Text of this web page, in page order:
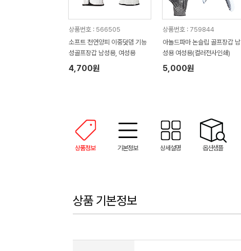
상품번호 : 566505
소프트 천연양피 이중덧뎀 기능
성골프장갑 남성용, 여성용
4,700원
상품번호 : 759844
아놀드파마 논슬립 골프장갑 남
성용 여성용(컬러전사인쇄)
5,000원
상품정보 기본정보 상세설명 옵션샘플
상품 기본정보